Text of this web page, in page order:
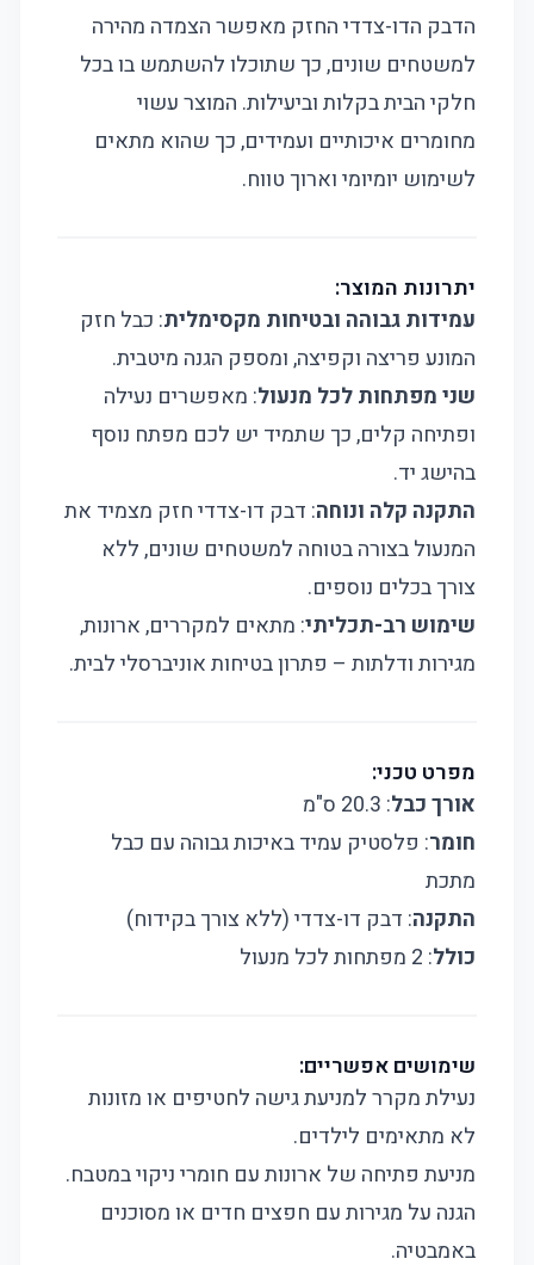
הדבק הדו-צדדי החזק מאפשר הצמדה מהירה
למשטחים שונים, כך שתוכלו להשתמש בו בכל
חלקי הבית בקלות וביעילות. המוצר עשוי
מחומרים איכותיים ועמידים, כך שהוא מתאים
לשימוש יומיומי וארוך טווח.
יתרונות המוצר:
עמידות גבוהה ובטיחות מקסימלית: כבל חזק
המונע פריצה וקפיצה, ומספק הגנה מיטבית.
שני מפתחות לכל מנעול: מאפשרים נעילה
ופתיחה קלים, כך שתמיד יש לכם מפתח נוסף
בהישג יד.
התקנה קלה ונוחה: דבק דו-צדדי חזק מצמיד את
המנעול בצורה בטוחה למשטחים שונים, ללא
צורך בכלים נוספים.
שימוש רב-תכליתי: מתאים למקררים, ארונות,
מגירות ודלתות – פתרון בטיחות אוניברסלי לבית.
מפרט טכני:
אורך כבל: 20.3 ס"מ
חומר: פלסטיק עמיד באיכות גבוהה עם כבל
מתכת
התקנה: דבק דו-צדדי (ללא צורך בקידוח)
כולל: 2 מפתחות לכל מנעול
שימושים אפשריים:
נעילת מקרר למניעת גישה לחטיפים או מזונות
לא מתאימים לילדים.
מניעת פתיחה של ארונות עם חומרי ניקוי במטבח.
הגנה על מגירות עם חפצים חדים או מסוכנים
באמבטיה.